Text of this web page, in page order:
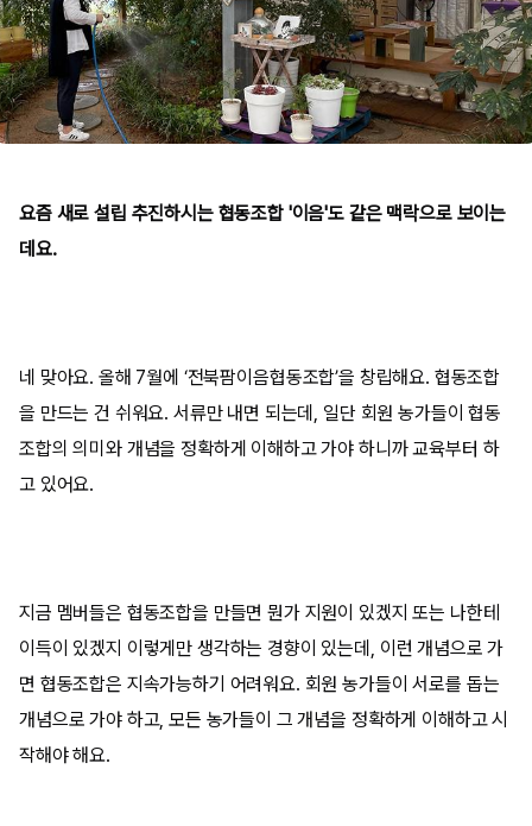
요즘 새로 설립 추진하시는 협동조합 '이음'도 같은 맥락으로 보이는
데요.
네 맞아요. 올해 7월에 ‘전북팜이음협동조합’을 창립해요. 협동조합
을 만드는 건 쉬워요. 서류만 내면 되는데 일단 회원 농가들이 협동
조합의 의미와 개념을 정확하게 이해하고 가야 하니까 교육부터 하
고 있어요.
지금 멤버들은 협동조합을 만들면 뭔가 지원이 있겠지 또는 나한테
이득이 있겠지 이렇게만 생각하는 경향이 있는데 이런 개념으로 가
면 협동조합은 지속가능하기 어려워요. 회원 농가들이 서로를 돕는
개념으로 가야 하고,모든 농가들이 그 개념을 정확하게 이해하고 시
작해야 해요.